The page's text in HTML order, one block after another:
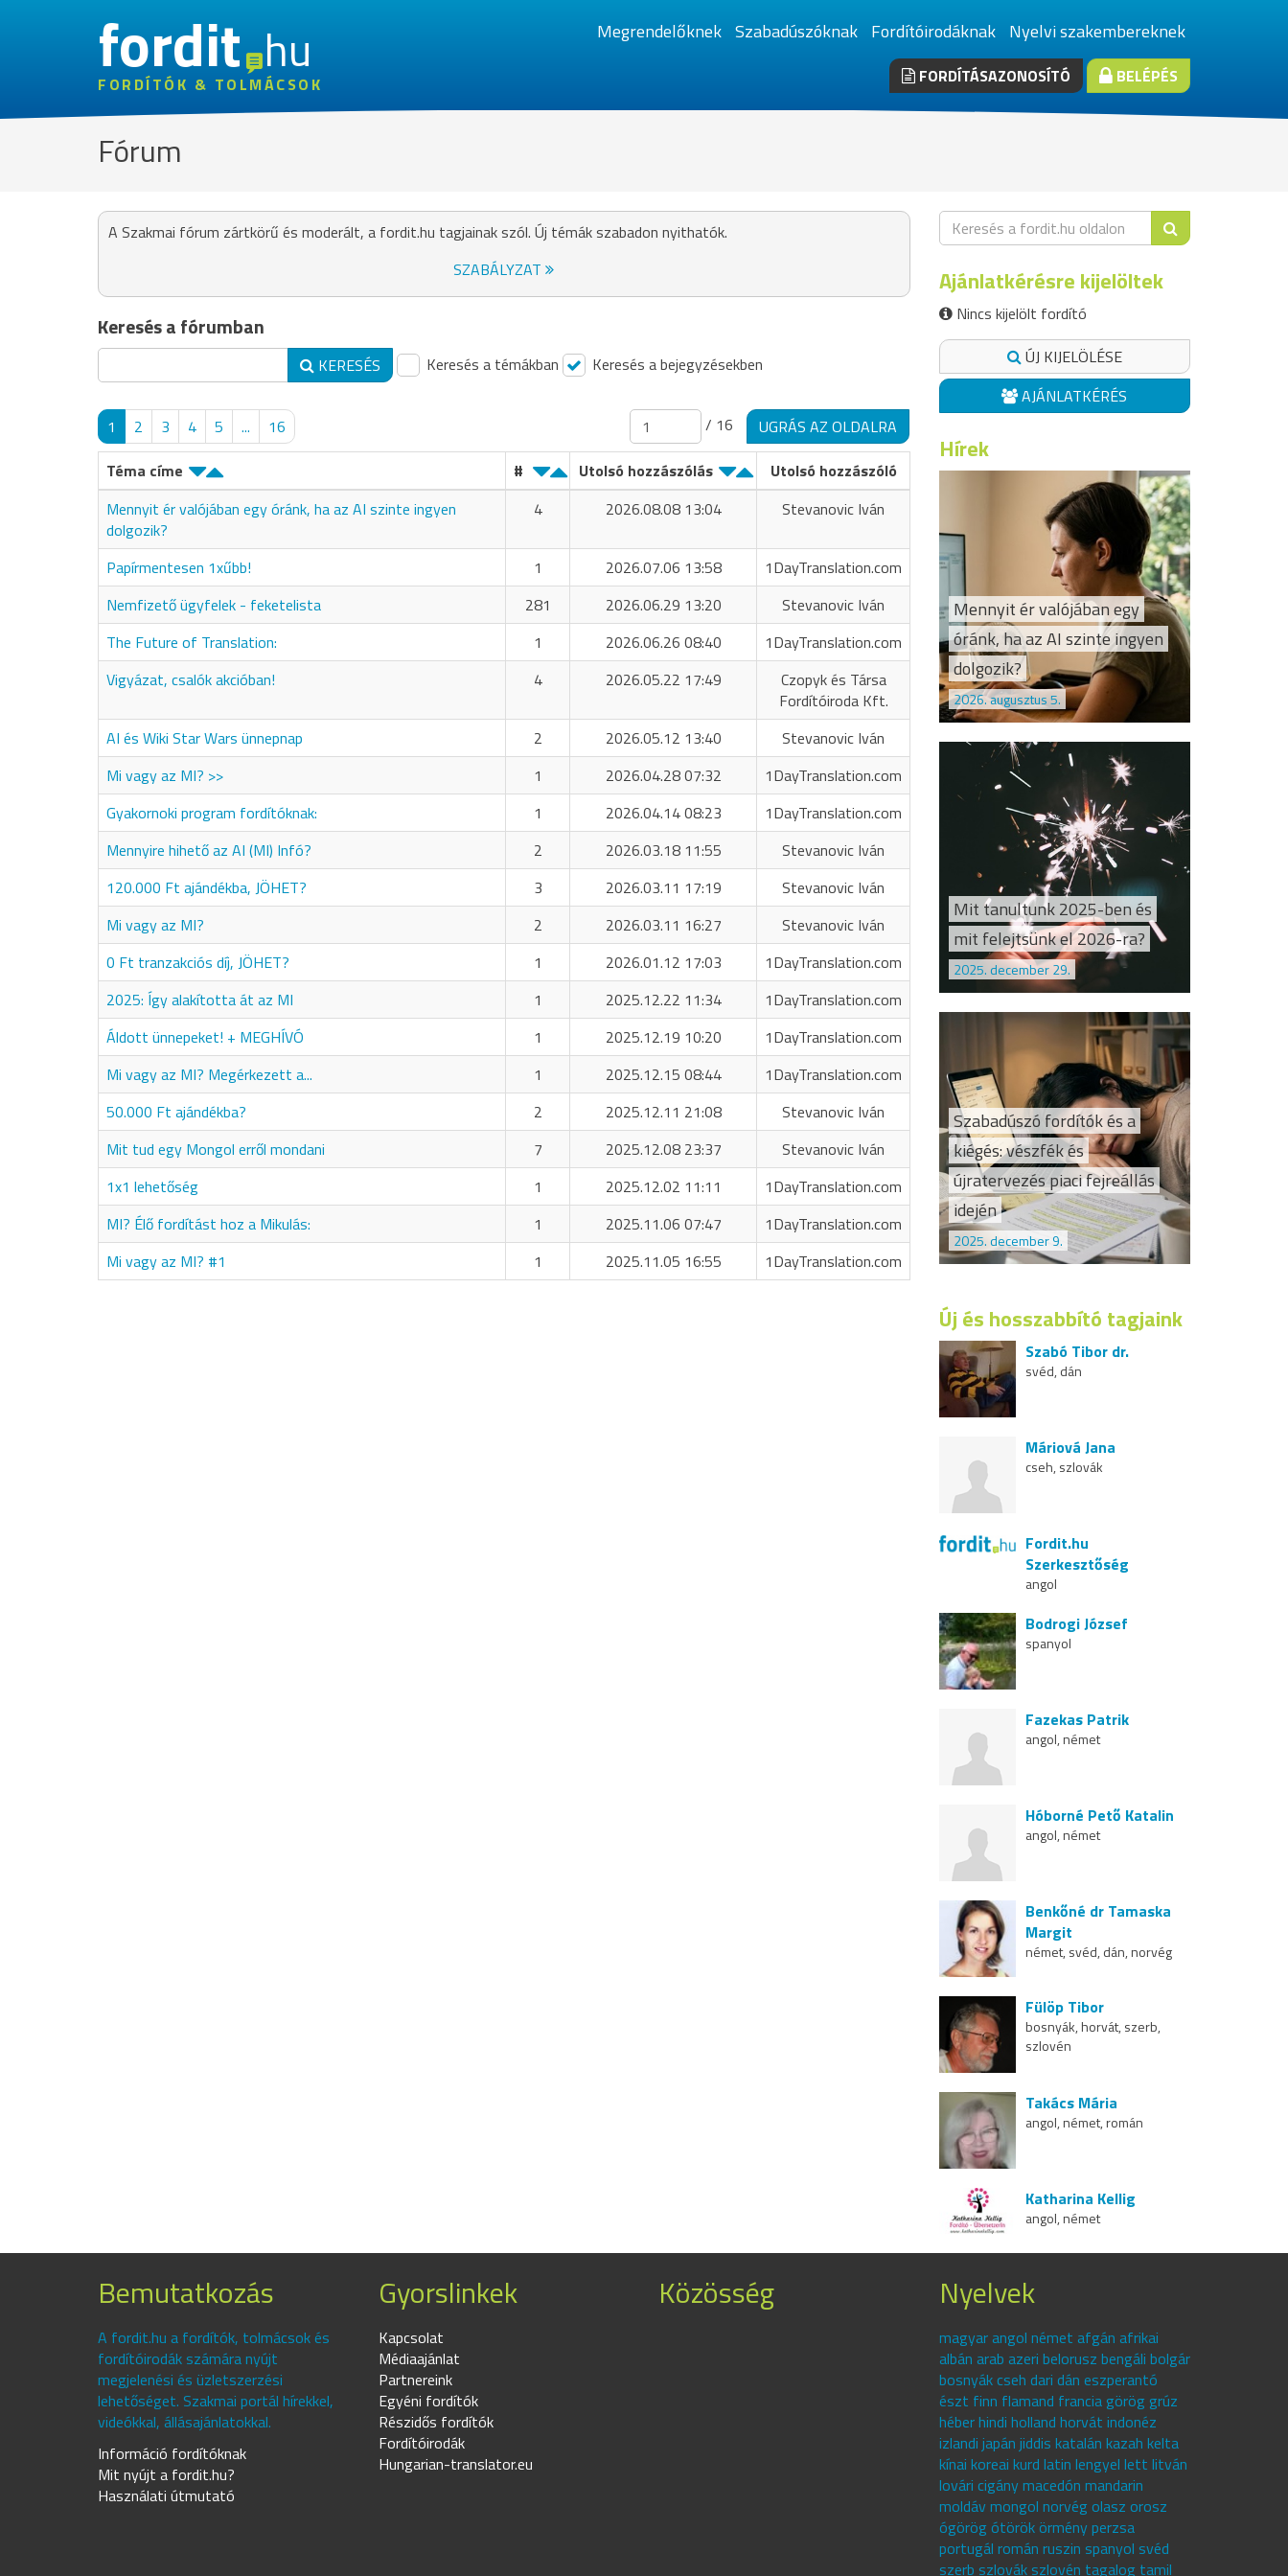
fordithu
FORDÍTÓK & TOLMÁCSOK
Megrendelőknek Szabadúszóknak Fordítóirodáknak Nyelvi szakembereknek
FORDÍTÁSAZONOSÍTÓ BELÉPÉS
Fórum
A Szakmai fórum zártkörű és moderált, a fordit.hu tagjainak szól. Új témák szabadon nyithatók.
SZABÁLYZAT
Keresés a fórumban
KERESÉS Keresés a témákban Keresés a bejegyzésekben
1 2 3 4 5 ... 16 / 16
UGRÁS AZ OLDALRA
Téma címe
# Utolsó hozzászólás
Utolsó hozzászóló
Mennyit ér valójában egy óránk, ha az AI szinte ingyen
dolgozik?
4 2026.08.08 13:04 Stevanovic Iván
Papírmentesen 1xűbb! 1 2026.07.06 13:58
1DayTranslation.com
Nemfizető ügyfelek - feketelista
281 2026.06.29 13:20
Stevanovic Iván
The Future of Translation:
1 2026.06.26 08:40
1DayTranslation.com
Vigyázat, csalók akcióban!
4 2026.05.22 17:49
Czopyk és Társa
Fordítóiroda Kft.
AI és Wiki Star Wars ünnepnap
2 2026.05.12 13:40
Stevanovic Iván
Mi vagy az MI? >>
1 2026.04.28 07:32
1DayTranslation.com
Gyakornoki program fordítóknak:
1 2026.04.14 08:23
1DayTranslation.com
Mennyire hihető az AI (MI) Infó?
2 2026.03.18 11:55
Stevanovic Iván
120.000 Ft ajándékba, JÖHET?
3 2026.03.11 17:19
Stevanovic Iván
Mi vagy az MI?
2 2026.03.11 16:27
Stevanovic Iván
0 Ft tranzakciós díj, JÖHET?
1 2026.01.12 17:03
1DayTranslation.com
2025: Így alakította át az MI
1 2025.12.22 11:34
1DayTranslation.com
Áldott ünnepeket! + MEGHÍVÓ
1 2025.12.19 10:20
1DayTranslation.com
Mi vagy az MI? Megérkezett a...
1 2025.12.15 08:44
1DayTranslation.com
50.000 Ft ajándékba?
2 2025.12.11 21:08
Stevanovic Iván
Mit tud egy Mongol erről mondani
7 2025.12.08 23:37
Stevanovic Iván
1x1 lehetőség
1 2025.12.02 11:11
1DayTranslation.com
MI? Élő fordítást hoz a Mikulás:
1 2025.11.06 07:47
1DayTranslation.com
Mi vagy az MI? #1
1 2025.11.05 16:55 1DayTranslation.com
Ajánlatkérésre kijelöltek
Nincs kijelölt fordító
ÚJ KIJELÖLÉSE
AJÁNLATKÉRÉS
Hírek
Mennyit ér valójában egy
óránk, ha az AI szinte ingyen
dolgozik?
2026. augusztus 5.
Mit tanultunk 2025-ben és
mit felejtsünk el 2026-ra?
2025. december 29.
Szabadúszó fordítók és a
kiégés: vészfék és
újratervezés piaci fejreállás
idején
2025. december 9.
Új és hosszabbító tagjaink
Szabó Tibor dr.
svéd, dán
Máriová Jana
cseh, szlovák
Fordit.hu
Szerkesztőség
angol
Bodrogi József
spanyol
Fazekas Patrik
angol, német
Hóborné Pető Katalin
angol, német
Benkőné dr Tamaska
Margit
német, svéd, dán, norvég
Fülöp Tibor
bosnyák, horvát, szerb,
szlovén
Takács Mária
angol, német, román
Katharina Kellig
angol, német
Bemutatkozás
A fordit.hu a fordítók, tolmácsok és
fordítóirodák számára nyújt
megjelenési és üzletszerzési
lehetőséget. Szakmai portál hírekkel,
videókkal, állásajánlatokkal.
Információ fordítóknak
Mit nyújt a fordit.hu?
Használati útmutató
Gyorslinkek
Kapcsolat
Médiaajánlat
Partnereink
Egyéni fordítók
Részidős fordítók
Fordítóirodák
Hungarian-translator.eu
Közösség Nyelvek
magyar angol német afgán afrikai
albán arab azeri belorusz bengáli bolgár
bosnyák cseh dari dán eszperantó
észt finn flamand francia görög grúz
héber hindi holland horvát indonéz
izlandi japán jiddis katalán kazah kelta
kínai koreai kurd latin lengyel lett litván
lovári cigány macedón mandarin
moldáv mongol norvég olasz orosz
ógörög ótörök örmény perzsa
portugál román ruszin spanyol svéd
szerb szlovák szlovén tagalog tamil